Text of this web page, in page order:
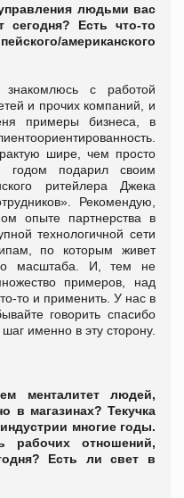
людьми вас
сегодня? Есть что-то
американского
с работой
и прочих компаний, и
примеры бизнеса, в
шире, чем просто
годом подарил своим
ритейлера Джека
Рекомендую,
опыте партнерства в
технологичной сети
по которым живет
масштаба. И, тем не
примеров, над
то и применить. У нас в
говорить спасибо
именно в эту сторону.
менталитет людей,
в магазинах? Текучка
многие годы.
рабочих отношений,
Есть ли свет в